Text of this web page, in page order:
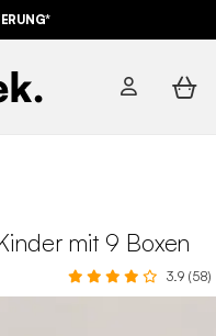
mit 9 Boxen
3.9 (58)